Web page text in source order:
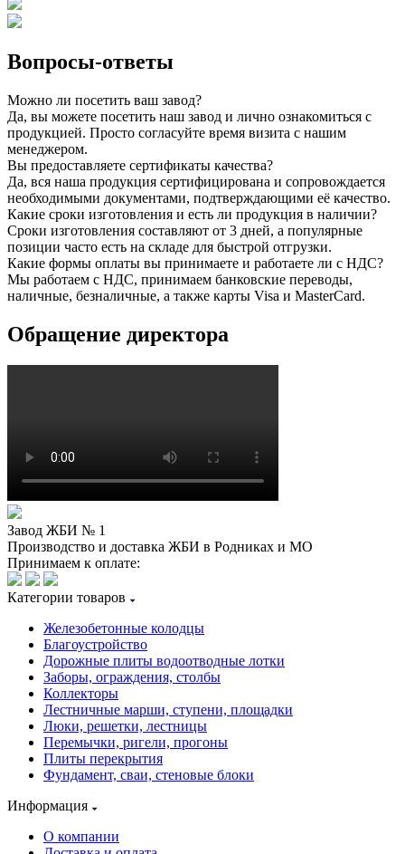
Вопросы-ответы
Можно ли посетить ваш завод?
Да, вы можете посетить наш завод и лично ознакомиться с
продукцией. Просто согласуйте время визита с нашим
менеджером.
Вы предоставляете сертификаты качества?
Да, вся наша продукция сертифицирована и сопровождается
необходимыми документами, подтверждающими её качество.
Какие сроки изготовления и есть ли продукция в наличии?
Сроки изготовления составляют от 3 дней, а популярные
позиции часто есть на складе для быстрой отгрузки.
Какие формы оплаты вы принимаете и работаете ли с НДС?
Мы работаем с НДС, принимаем банковские переводы,
наличные, безналичные, а также карты Visa и MasterCard.
Обращение директора
Завод ЖБИ № 1
Производство и доставка ЖБИ в Родниках и МО
Принимаем к оплате:
Категории товаров
Железобетонные колодцы
Благоустройство
Дорожные плиты водоотводные лотки
Заборы, ограждения, столбы
Коллекторы
Лестничные марши, ступени, площадки
Люки, решетки, лестницы
Перемычки, ригели, прогоны
Плиты перекрытия
Фундамент, сваи, стеновые блоки
Информация
О компании